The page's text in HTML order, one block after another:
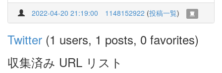
2022-04-20 21:19:00 1148152922 (投稿一覧)
Twitter (1 users, 1 posts, 0 favorites)
収集済み URL リスト